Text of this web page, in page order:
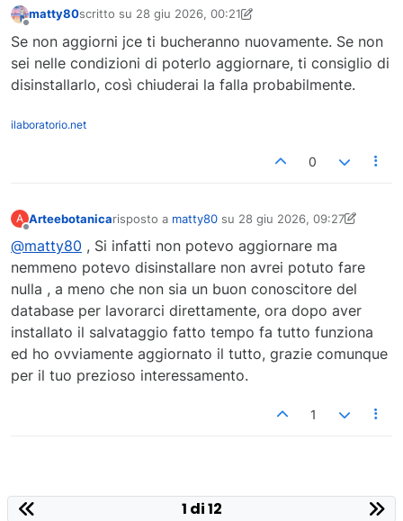
matty80scritto su 28 giu 2026, 00:21
ultima modifica di matty80
Se non aggiorni jce ti bucheranno nuovamente. Se non
sei nelle condizioni di poterlo aggiornare, ti consiglio di
disinstallarlo, così chiuderai la falla probabilmente.
ilaboratorio.net
0
A Arteebotanicarisposto a matty80 su 28 giu 2026, 09:27
ultima modifica di Arteebotanica
@matty80 , Si infatti non potevo aggiornare ma
nemmeno potevo disinstallare non avrei potuto fare
nulla , a meno che non sia un buon conoscitore del
database per lavorarci direttamente, ora dopo aver
installato il salvataggio fatto tempo fa tutto funziona
ed ho ovviamente aggiornato il tutto, grazie comunque
per il tuo prezioso interessamento.
1
1 di 12